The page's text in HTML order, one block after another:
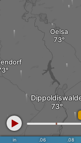
Oelsa
in .06 .08